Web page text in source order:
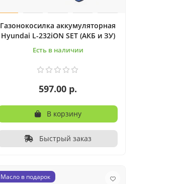
Газонокосилка аккумуляторная
Hyundai L-232iON SET (АКБ и ЗУ)
Есть в наличии
597.00 р.
В корзину
Быстрый заказ
Масло в подарок